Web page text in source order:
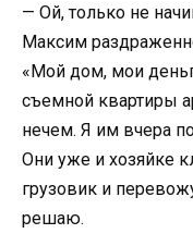
— Ой, только не
Максим
«Мой дом, мои
съемной квартиры
нечем. Я им вчера
Они уже и хозяйке
грузовик и
решаю.